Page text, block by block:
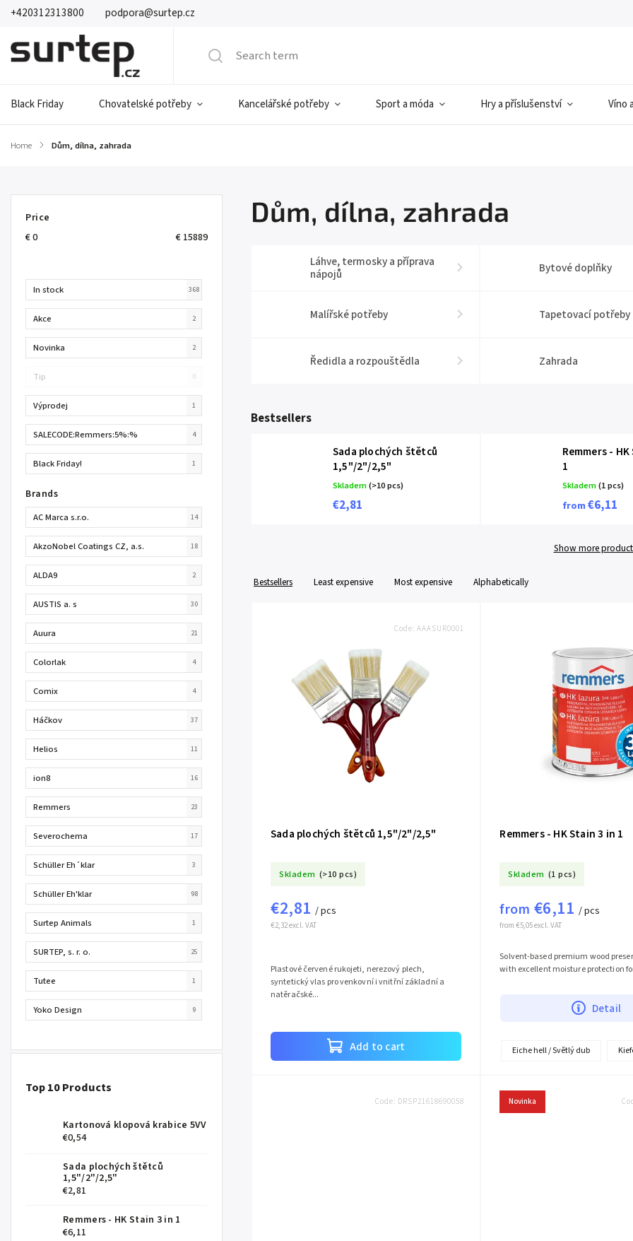
+420312313800 podpora@surtep.cz
Black Friday Chovatelské potřeby Kancelářské potřeby Sport a móda Hry a příslušenství Víno
Home / Dům, dílna, zahrada
Price
€0 € 15889
In stock 368
Akce 2
Novinka 2
Tip 0
Výprodej 1
SALECODE:Remmers:5%:% 4
Black Friday! 1
Brands
AC Marca s.r.o. 14
AkzoNobel Coatings CZ, a.s. 18
ALDA9 2
AUSTIS a. s 30
Auura 21
Colorlak 4
Comix 4
Háčkov 37
Helios 11
ion8 16
Remmers 23
Severochema 17
Schüller Eh´klar 3
Schüller Eh'klar 98
Surtep Animals 1
SURTEP, s. r. o. 25
Tutee 1
Yoko Design 9
Top 10 Products
Kartonová klopová krabice 5VV
€0,54
Sada plochých štětců
1,5"/2"/2,5"
€2,81
Remmers - HK Stain 3 in 1
€6,11
Dům, dílna, zahrada
Láhve, termosky a příprava
nápojů
Bytové doplňky
Malířské potřeby Tapetovací potřeby
Ředidla a rozpouštědla Zahrada
Bestsellers
Sada plochých štětců
1,5"/2"/2,5"
Skladem(>10 pcs)
€2,81
Remmers -
1
Skladem(1 pcs)
from €6,11
Show more
Bestsellers Least expensive Most expensive Alphabetically
Sada plochých štětců 1,5"/2"/2,5"
Skladem (>10 pcs)
€2,32 excl. VAT
€2,81 / pcs
Add to cart
Plastové červené rukojeti, nerezový plech,
syntetický vlas pro venkovní i vnitřní základní a
natěračské...
Code:AAASUR0001
Remmers - HK Stain 3 in 1
Skladem (1 pcs)
from €5,05 excl. VAT
from €6,11 / pcs
Detail
Solvent-based premium wood
with excellent moisture protection
Eiche hell / Světlý dub
Code: DRSP21618690058 Novinka